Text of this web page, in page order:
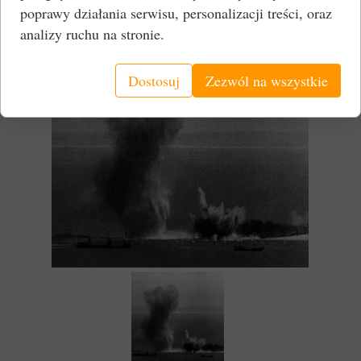
zestrzelono jeden myśliwiec.
poprawy działania serwisu, personalizacji treści, oraz
analizy ruchu na stronie.
Dostosuj Zezwól na wszystkie